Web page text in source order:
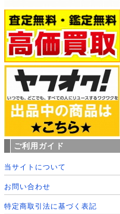
ご利用ガイド
当サイトについて
お問い合わせ
特定商取引法に基づく表記